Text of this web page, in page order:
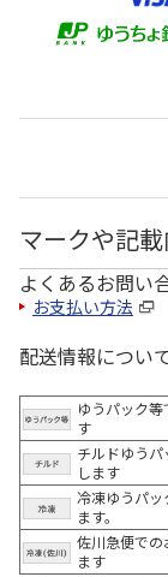
マークや記
よくあるお問い
お支払い方法
配送情報につい
ゆうパック
す
チルドゆう
します
冷凍ゆうパッ
ます。
佐川急便での
ます